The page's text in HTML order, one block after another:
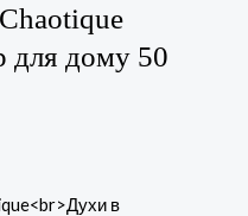
для дому 50